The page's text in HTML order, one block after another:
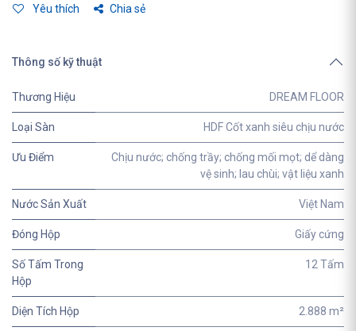
Yêu thích Chia sẻ
Thông số kỹ thuật
Thương Hiệu DREAM FLOOR
Loại Sàn HDF Cốt xanh siêu chịu nước
Ưu Điểm
Chịu nước; chống trầy; chống mối mọt; dể dàng
vệ sinh; lau chùi; vật liệu xanh
Nước Sản Xuất Việt Nam
Đóng Hộp Giấy cứng
Số Tấm Trong
Hộp
12 Tấm
Diện Tích Hộp 2.888 m²